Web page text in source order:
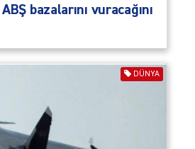
bazalarını vuracağını
DÜNYA